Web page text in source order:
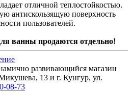
отличной теплостойкостью.
антискользящую поверхность
пользователей.
ванны продаются отдельно!
развивающийся магазин
13 и г. Кунгур, ул.
08-73